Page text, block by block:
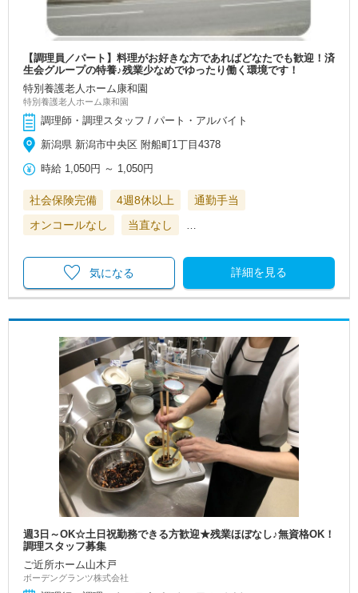
【調理員／パート】料理がお好きな方であればどなたでも歓迎！済
生会グループの特養♪残業少なめでゆったり働く環境です！
特別養護老人ホーム康和園
特別養護老人ホーム康和園
調理師・調理スタッフ / パート・アルバイト
新潟県 新潟市中央区 附船町1丁目4378
時給 1,050円 ～ 1,050円
社会保険完備 4週8休以上
通勤手当
オンコールなし
当直なし
詳細を見る
気になる
週3日～OK☆土日祝勤務できる方歓迎★残業ほぼなし♪無資格OK！
調理スタッフ募集
ご近所ホーム山木戸
ボーデングランツ株式会社